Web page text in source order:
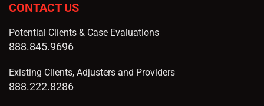
CONTACT US
Potential Clients & Case Evaluations
888.845.9696
Existing Clients, Adjusters and Providers
888.222.8286